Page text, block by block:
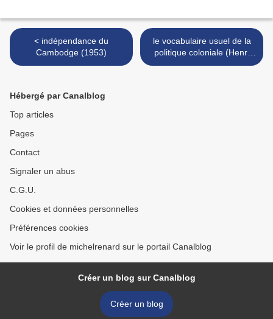
< indépendance du
Cambodge (1953)
le vocabulaire usuel de la
politique coloniale (Henri
Brunschwig) >
Hébergé par Canalblog
Top articles
Pages
Contact
Signaler un abus
C.G.U.
Cookies et données personnelles
Préférences cookies
Voir le profil de michelrenard sur le portail Canalblog
Créer un blog sur Canalblog
Créer un blog